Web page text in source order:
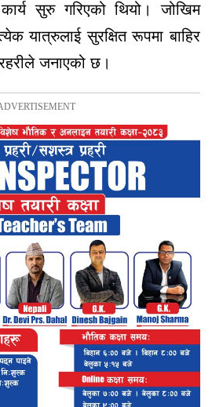
सुरु गरिएको थियो। जोखिम
यात्रुलाई सुरक्षित रूपमा बाहिर
जनाएको छ।